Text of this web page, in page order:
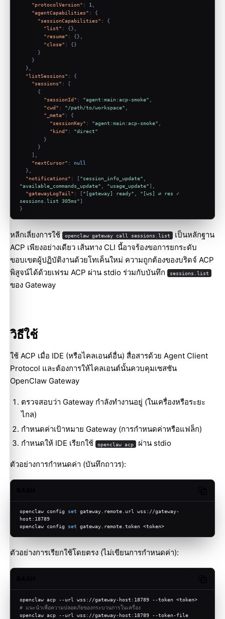
"protocolVersion" : 1
"agentCapabilities" :
{
"sessionCapabilities" :
{
"list" : {} ,
"resume" : {}
"close" : {}
}
}
}
"listSessions" :
{
"sessions" :
[
{
"sessionId" : "agent:main:acp-smoke"
"cwd" : "/path/to/workspace"
"_meta" :
{
"sessionKey" : "agent:main:acp-smoke"
"kind" :
"direct"
}
}
]
"nextCursor" :
null
}
"notifications" : ["session_info_update"
"available_commands_update"
"usage_update"]
"gatewayLogTail" : ["[gateway] ready"
"[ws] ⇄ res ✓
sessions.list 305ms"]
}
หลีกเลี่ยงการใช้ openclaw gateway call sessions.list เป็นหลักฐาน
ACP เพียงอย่างเดียว เส้นทาง CLI นี้อาจร้องขอการยกระดับ
ขอบเขตผู้ปฏิบัติงานด้วยโทเค็นใหม่ ความถูกต้องของบริดจ์ ACP
พิสูจน์ได้ด้วยเฟรม ACP ผ่าน stdio ร่วมกับบันทึก
sessions.list
ของ Gateway
วิธีใช้
ใช้ ACP เมื่อ IDE (หรือไคลเอนต์อื่น) สื่อสารด้วย Agent Client
Protocol และต้องการให้ไคลเอนต์นั้นควบคุมเซสชัน
OpenClaw Gateway
ตรวจสอบว่า Gateway กำลังทำงานอยู่ (ในเครื่องหรือระยะ
ไกล)
กำหนดค่าเป้าหมาย Gateway (การกำหนดค่าหรือแฟล็ก)
กำหนดให้ IDE เรียกใช้
openclaw acp ผ่าน stdio
ตัวอย่างการกำหนดค่า (บันทึกถาวร):
openclaw config set gateway.remote.url wss://gateway-
host:18789
openclaw config set gateway.remote.token <token>
ตัวอย่างการเรียกใช้โดยตรง (ไม่เขียนการกำหนดค่า):
openclaw acp --url wss://gateway-host:18789 --token <token>
# แนะนำเพื่อความปลอดภัยของกระบวนการในเครื่อง
openclaw acp --url wss://gateway-host:18789 --token-file